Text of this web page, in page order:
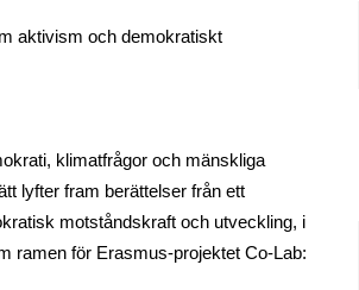
aktivism och demokratiskt
klimatfrågor och mänskliga
lyfter fram berättelser från ett
motståndskraft och utveckling, i
ramen för Erasmus-projektet Co-Lab: